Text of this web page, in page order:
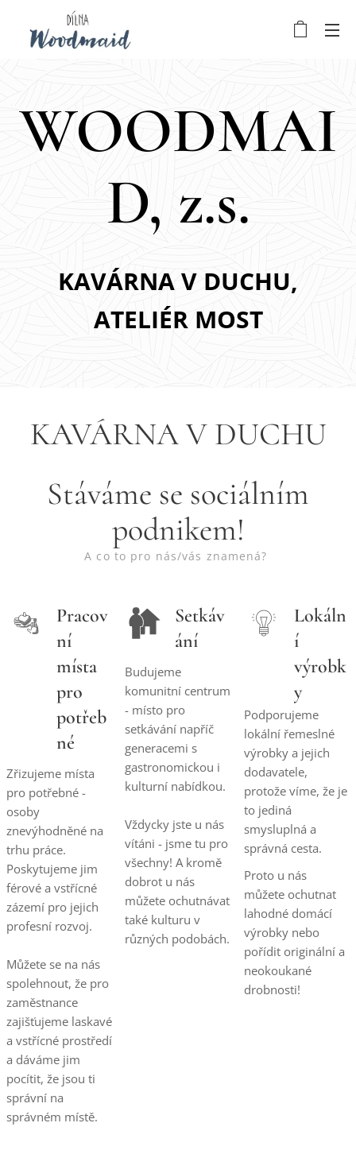
WOODMAI
D, z.s.
KAVÁRNA V DUCHU,
ATELIÉR MOST
KAVÁRNA V DUCHU
Stáváme se sociálním
podnikem!
A co to pro nás/vás znamená?
Pracov
ní
místa
pro
potřeb
né
Zřizujeme místa
pro potřebné -
osoby
znevýhodněné na
trhu práce.
Poskytujeme jim
férové a vstřícné
zázemí pro jejich
profesní rozvoj.
Můžete se na nás
spolehnout, že pro
zaměstnance
zajišťujeme laskavé
a vstřícné prostředí
a dáváme jim
pocítit, že jsou ti
správní na
správném místě.
Setkáv
ání
Budujeme
komunitní centrum
- místo pro
setkávání napříč
generacemi s
gastronomickou i
kulturní nabídkou.
Vždycky jste u nás
vítáni - jsme tu pro
všechny! A kromě
dobrot u nás
můžete ochutnávat
také kulturu v
různých podobách.
Lokáln
í
výrobk
y
Podporujeme
lokální řemeslné
výrobky a jejich
dodavatele,
protože víme, že je
to jediná
smysluplná a
správná cesta.
Proto u nás
můžete ochutnat
lahodné domácí
výrobky nebo
pořídit originální a
neokoukané
drobnosti!